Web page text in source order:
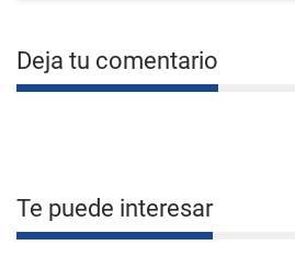
Deja tu comentario
Te puede interesar